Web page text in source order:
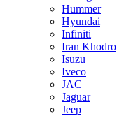
Hummer
Hyundai
Infiniti
Iran Khodro
Isuzu
Iveco
JAC
Jaguar
Jeep